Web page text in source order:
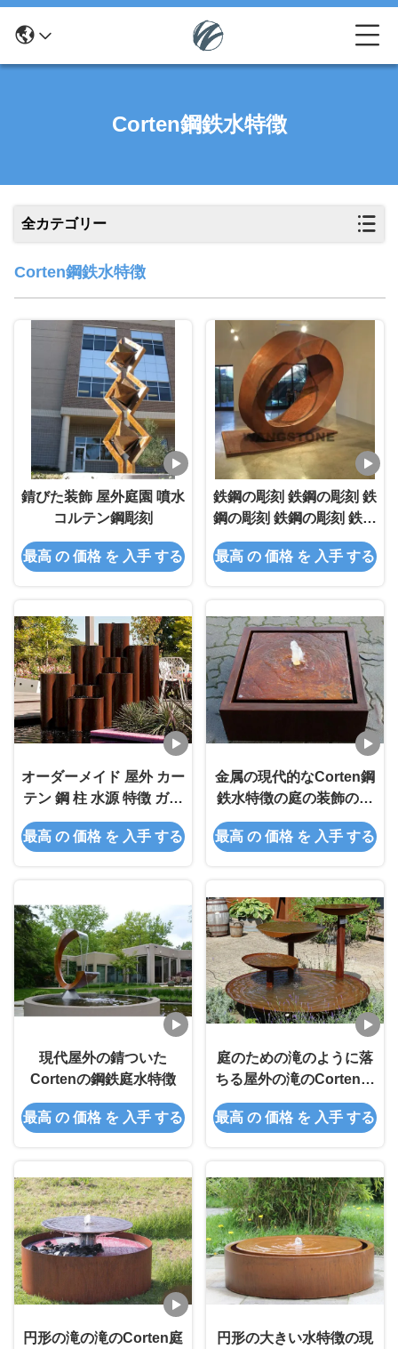
Corten鋼鉄水特徴
全カテゴリー
Corten鋼鉄水特徴
錆びた装飾 屋外庭園 噴水
コルテン鋼彫刻
最高 の 価格 を 入手 する
鉄鋼の彫刻 鉄鋼の彫刻 鉄
鋼の彫刻 鉄鋼の彫刻 鉄鋼
の彫刻
最高 の 価格 を 入手 する
オーダーメイド 屋外 カー
テン 鋼 柱 水源 特徴 ガー
デン
最高 の 価格 を 入手 する
金属の現代的なCorten鋼
鉄水特徴の庭の装飾の錆
の表面
最高 の 価格 を 入手 する
現代屋外の錆ついた
Cortenの鋼鉄庭水特徴
最高 の 価格 を 入手 する
庭のための滝のように落
ちる屋外の滝のCorten鋼
鉄水特徴の噴水
最高 の 価格 を 入手 する
円形の滝の滝のCorten庭
円形の大きい水特徴の現